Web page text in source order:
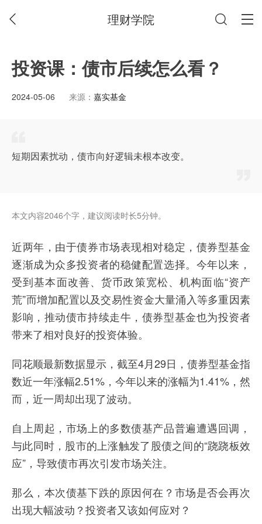
理财学院
投资课：债市后续怎么看？
2024-05-06 来源： 嘉实基金
短期因素扰动，债市向好逻辑未根本改变。
本文内容2046个字，建议阅读时长5分钟。
近两年，由于债券市场表现相对稳定，债券型基金
逐渐成为众多投资者的稳健配置选择。今年以来，
受到基本面改善、货币政策宽松、机构面临“资产
荒”而增加配置以及交易性资金大量涌入等多重因素
影响，推动债市持续走牛，债券型基金也为投资者
带来了相对良好的投资体验。
同花顺最新数据显示，截至4月29日，债券型基金指
数近一年涨幅2.51%，今年以来的涨幅为1.41%，然
而，近一周却出现了波动。
自上周起，市场上的多数债基产品普遍遭遇回调，
与此同时，股市的上涨触发了股债之间的“跷跷板效
应”，导致债市再次引发市场关注。
那么，本次债基下跌的原因何在？市场是否会再次
出现大幅波动？投资者又该如何应对？